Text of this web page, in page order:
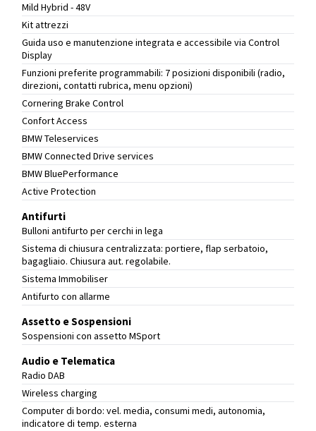
Mild Hybrid - 48V
Kit attrezzi
Guida uso e manutenzione integrata e accessibile via Control
Display
Funzioni preferite programmabili: 7 posizioni disponibili (radio,
direzioni, contatti rubrica, menu opzioni)
Cornering Brake Control
Confort Access
BMW Teleservices
BMW Connected Drive services
BMW BluePerformance
Active Protection
Antifurti
Bulloni antifurto per cerchi in lega
Sistema di chiusura centralizzata: portiere, flap serbatoio,
bagagliaio. Chiusura aut. regolabile.
Sistema Immobiliser
Antifurto con allarme
Assetto e Sospensioni
Sospensioni con assetto MSport
Audio e Telematica
Radio DAB
Wireless charging
Computer di bordo: vel. media, consumi medi, autonomia,
indicatore di temp. esterna